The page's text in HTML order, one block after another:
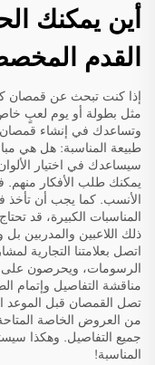
أين يمكنك
القدم
إذا كنت تبحث عن قمصان
مثل بطولة أو يوم لعبٍ خاص،
وتساعدك في إنشاء قمصان
طبيعة المناسبة: هل هي
سيساعدك في اختيار
يمكنك طلب الأفكار منهم.
الأنسب. كما يجب أن تأخذ
المناسبات الكبيرة، قد
ذلك اللاعبين والمدربين بل
اتصل بعلامتنا التجارية
الرسومات، ويحرصون على
مناقشة التفاصيل
تصل القمصان قبل الموعد
من العروض الخاصة
جميع التفاصيل. وهكذا
المناسبة!